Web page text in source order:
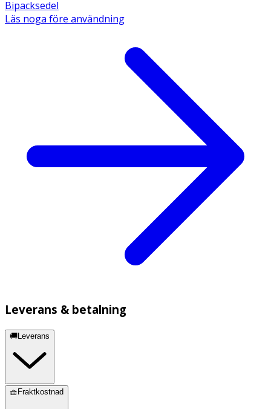
Bipacksedel
Läs noga före användning
Leverans & betalning
🚚Leverans
🧺Fraktkostnad